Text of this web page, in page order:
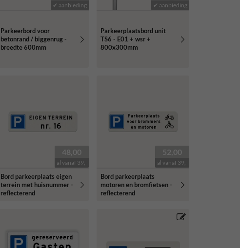
✔ aanbieding
Parkeerbord voor
betonrand / biggenrug -
breedte 600mm
✔ aanbieding
Parkeerplaatsbord unit
TS6 - E01 + wsr +
800x300mm
48,00
al vanaf 39,-
Bord parkeerplaats eigen
terrein met huisnummer -
reflecterend
52,00
al vanaf 39,-
Bord parkeerplaats
motoren en bromfietsen -
reflecterend